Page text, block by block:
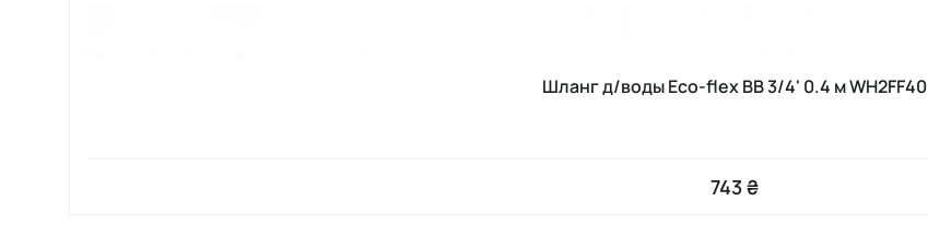
Шланг д/воды Eco-flex ВВ 3/4' 0.4 м WH2FF40
743 ₴